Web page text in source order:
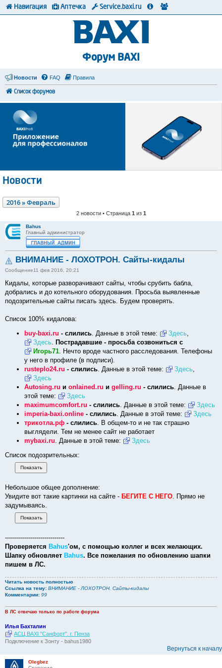
Форум BAXI
Новости FAQ Правила
Список форумов
Новости
2016 » Февраль
2 новости • Страница 1 из 1
Bahus
Главный администратор
ВНИМАНИЕ - ЛОХОТРОН. Сайты-кидалы
Сообщение11 фев 2016, 20:21
Кидалы, которые разворачивают сайты, чтобы срубить бабла,
добрались и до котельного оборудования. Просьба выявленные
подозрительные сайты писать здесь. Будем проверять.
Список 100% кидалова:
buy-baxi.ru - слились . Данные в этой теме: Здесь
Здесь Пострадавшие - просьба созвониться с
Игорь71 . Нечто вроде частного расследования. Телефоны
у него в профиле (в подписи).
rusteplo24.ru - слились . Данные в этой теме: Здесь
Здесь
Autosing.ru и onlained.ru и gelling.ru - слились . Данные в
этой теме:
Здесь
maximumcomfort.ru - слились . Данные в этой теме:
Здесь
imperia-baxi.online - слились . Данные в этой теме:
Здесь
трикотла.рф - слились . В общем-то и не так страшно
выглядели. Тем не менее сайт не работает
mybaxi.ru . Данные в этой теме:
Здесь
Список подозрительных:
Небольшое общее дополнение:
Увидите вот такие картинки на сайте - БЕГИТЕ С НЕГО. Прямо не
задумываясь.
------------------------------
Проверяется Bahus'ом, с помощью коллег и всех желающих.
Шапку обновляет Bahus. Все пожелания по обновлению шапки
пишем в ЛС.
Читать новость полностью
Ссылка на тему: ВНИМАНИЕ - ЛОХОТРОН. Сайты-кидалы
Комментарии: 99
В ЛС отвечаю только по работе форума
Илья Бахталин
АСЦ BAXI "Санфорт". г. Пенза
Подключение к Зонту - bahus1980
Вернуться к началу
Olegbez
Навигация Аптечка Service.baxi.ru